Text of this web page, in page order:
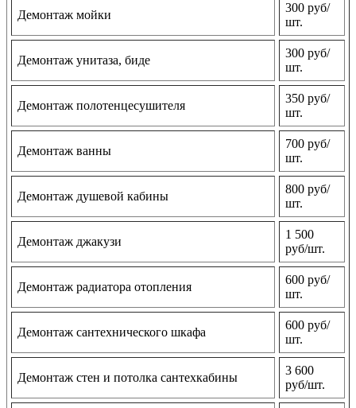
Демонтаж мойки
300 руб/
шт.
Демонтаж унитаза, биде
300 руб/
шт.
Демонтаж полотенцесушителя
350 руб/
шт.
Демонтаж ванны
700 руб/
шт.
Демонтаж душевой кабины
800 руб/
шт.
Демонтаж джакузи
1 500
руб/шт.
Демонтаж радиатора отопления
600 руб/
шт.
Демонтаж сантехнического шкафа
600 руб/
шт.
Демонтаж стен и потолка сантехкабины
3 600
руб/шт.